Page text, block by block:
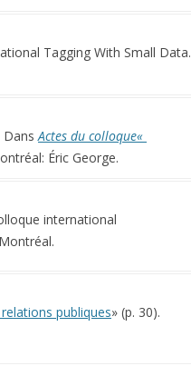
Tagging With Small Data.
DansActes du colloque«
Éric George.
international
publiques» (p. 30).